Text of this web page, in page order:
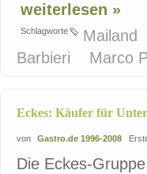
weiterlesen »
Schlagworte Mailand
Barbieri
Marco
Eckes: Käufer für
von Gastro.de 1996-2008
Die Eckes-